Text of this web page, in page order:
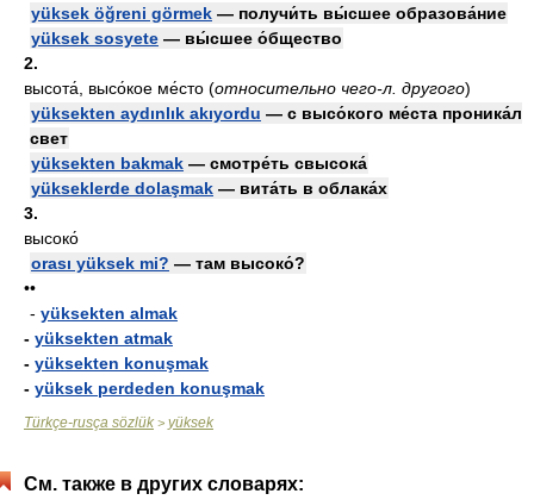
yüksek öğreni görmek — получи́ть вы́сшее образова́ние
yüksek sosyete — вы́сшее о́бщество
2.
высота́, высо́кое ме́сто (относительно чего-л. другого)
yüksekten aydınlık akıyordu — с высо́кого ме́ста проника́л
свет
yüksekten bakmak — смотре́ть свысока́
yükseklerde dolaşmak — вита́ть в облака́х
3.
высоко́
orası yüksek mi? — там высоко́?
••
- yüksekten almak
- yüksekten atmak
- yüksekten konuşmak
- yüksek perdeden konuşmak
Türkçe-rusça sözlük > yüksek
См. также в других словарях: